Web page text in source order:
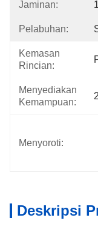
Jaminan:
Pelabuhan:
Kemasan
Rincian:
Menyediakan
Kemampuan:
Menyoroti:
Deskripsi